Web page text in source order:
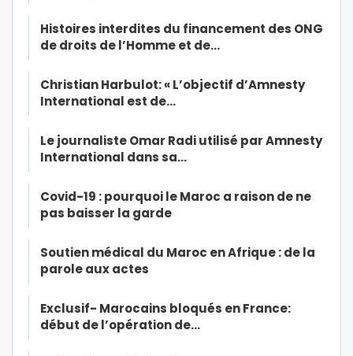
Histoires interdites du financement des ONG
de droits de l’Homme et de…
Christian Harbulot: « L’objectif d’Amnesty
International est de…
Le journaliste Omar Radi utilisé par Amnesty
International dans sa…
Covid-19 : pourquoi le Maroc a raison de ne
pas baisser la garde
Soutien médical du Maroc en Afrique : de la
parole aux actes
Exclusif- Marocains bloqués en France:
début de l’opération de…